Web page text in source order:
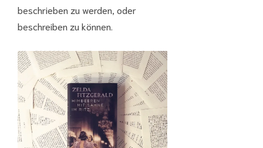
beschrieben zu werden, oder
beschreiben zu können.